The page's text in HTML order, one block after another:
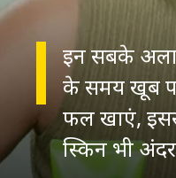
इन सबके
के समय खूब
फल खाएं,